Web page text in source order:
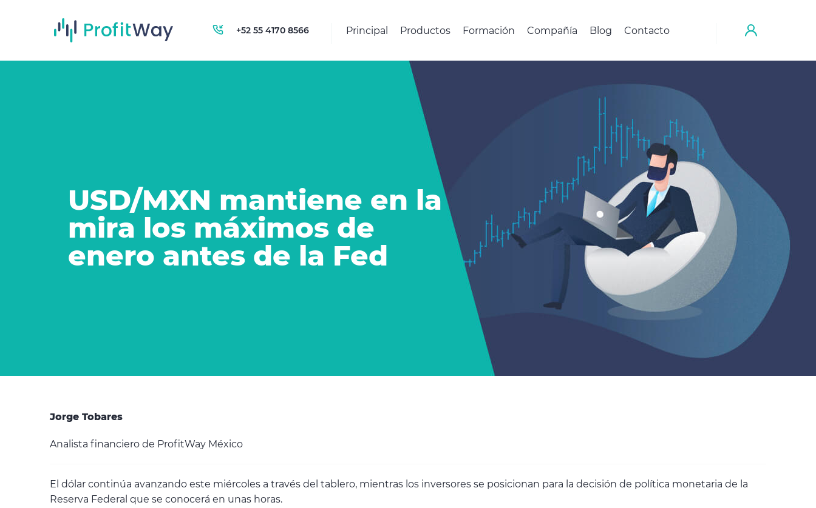
USD/MXN mantiene en la
mira los máximos de
enero antes de la Fed
Jorge Tobares
Analista financiero de ProfitWay México
El dólar continúa avanzando este miércoles a través del tablero, mientras los inversores se posicionan para la decisión de política monetaria de la
Reserva Federal que se conocerá en unas horas.
+52 55 4170 8566 Principal Productos Formación Compañía Blog Contacto